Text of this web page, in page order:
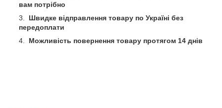
вам потрібно
Швидке відправлення товару по Україні без
передоплати
Можливість повернення товару протягом 14 днів